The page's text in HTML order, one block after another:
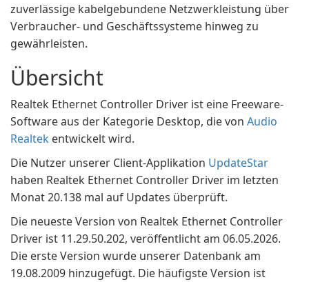
zuverlässige kabelgebundene Netzwerkleistung über
Verbraucher- und Geschäftssysteme hinweg zu
gewährleisten.
Übersicht
Realtek Ethernet Controller Driver ist eine Freeware-
Software aus der Kategorie Desktop, die von Audio
Realtek entwickelt wird.
Die Nutzer unserer Client-Applikation UpdateStar
haben Realtek Ethernet Controller Driver im letzten
Monat 20.138 mal auf Updates überprüft.
Die neueste Version von Realtek Ethernet Controller
Driver ist 11.29.50.202, veröffentlicht am 06.05.2026.
Die erste Version wurde unserer Datenbank am
19.08.2009 hinzugefügt. Die häufigste Version ist